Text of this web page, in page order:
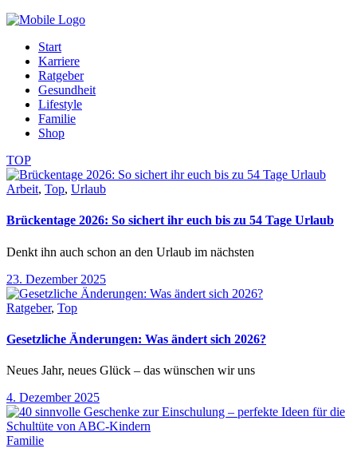
Start
Karriere
Ratgeber
Gesundheit
Lifestyle
Familie
Shop
TOP
Arbeit, Top, Urlaub
Brückentage 2026: So sichert ihr euch bis zu 54 Tage Urlaub
Denkt ihn auch schon an den Urlaub im nächsten
23. Dezember 2025
Ratgeber, Top
Gesetzliche Änderungen: Was ändert sich 2026?
Neues Jahr, neues Glück – das wünschen wir uns
4. Dezember 2025
Familie